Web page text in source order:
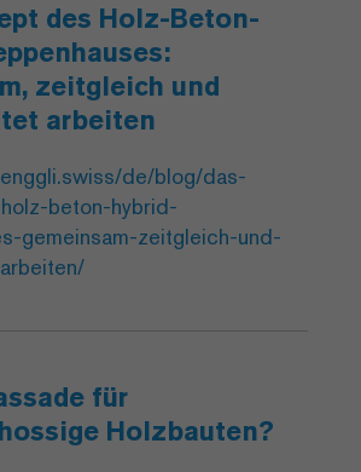
des Holz-Beton-
zeitgleich und
arbeiten
de/blog/das-
beton-hybrid-
gemeinsam-zeitgleich-und-
für
Holzbauten?